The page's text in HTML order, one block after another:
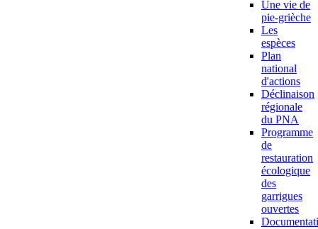
Une vie de
pie-grièche
Les
espèces
Plan
national
d'actions
Déclinaison
régionale
du PNA
Programme
de
restauration
écologique
des
garrigues
ouvertes